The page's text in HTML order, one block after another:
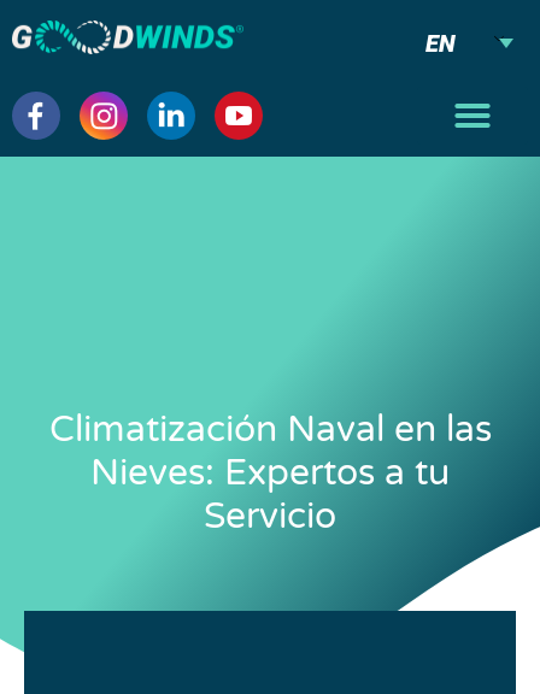
EN
Climatización Naval en las
Nieves: Expertos a tu
Servicio